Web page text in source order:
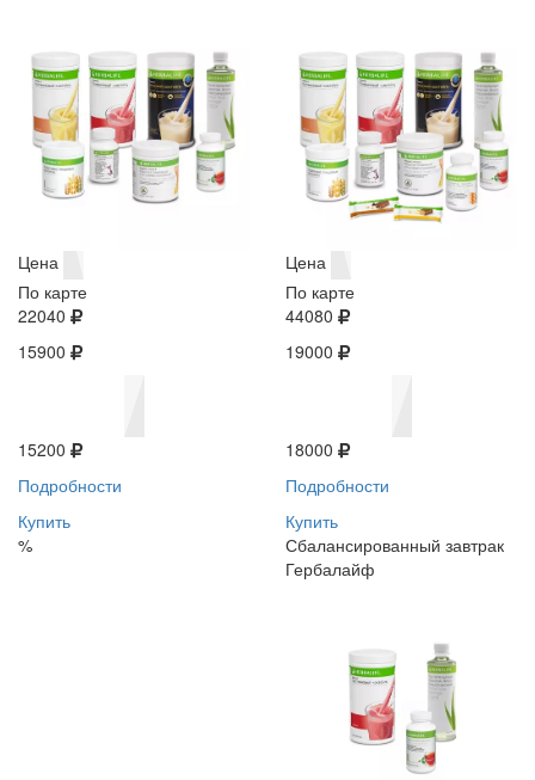
Цена
По карте
22040
15900
15200
Подробности
Купить
%
Цена
По карте
44080
19000
18000
Подробности
Купить
Сбалансированный завтрак
Гербалайф